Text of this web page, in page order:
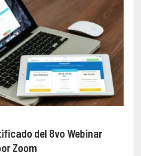
del 8vo Webinar
Zoom